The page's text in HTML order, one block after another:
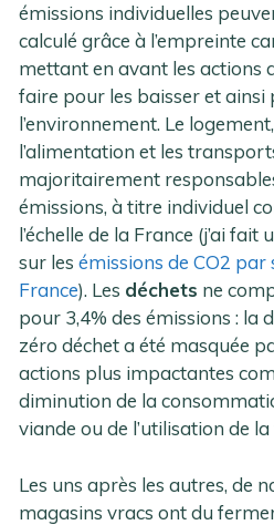
émissions individuelles
calculé grâce à l’empreinte
mettant en avant les actions
faire pour les baisser et ainsi
l’environnement. Le logement,
l’alimentation et les
majoritairement
émissions, à titre individuel
l’échelle de la France (j’ai fait
sur lesémissions de CO2 par
France). Les déchets ne
pour 3,4% des émissions : la
zéro déchet a été masquée
actions plus impactantes
diminution de la
viande ou de l’utilisation de
Les uns après les autres, de
magasins vracs ont du